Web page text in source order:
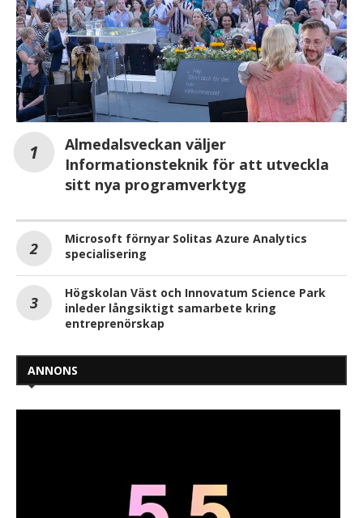
Almedalsveckan väljer
Informationsteknik för att utveckla
sitt nya programverktyg
Microsoft förnyar Solitas Azure Analytics
specialisering
Högskolan Väst och Innovatum Science Park
inleder långsiktigt samarbete kring
entreprenörskap
ANNONS